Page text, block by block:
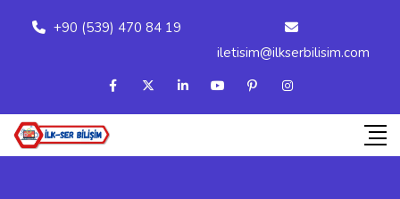
+90 (539) 470 84 19
iletisim@ilkserbilisim.com